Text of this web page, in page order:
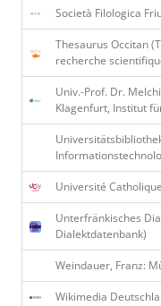
Società Filologica
Thesaurus Occitan
recherche
Univ.-Prof. Dr.
Klagenfurt, Institut
Université
Unterfränkisches
Dialektdatenbank)
Weindauer, Franz:
Wikimedia